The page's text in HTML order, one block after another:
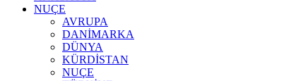
NUÇE
AVRUPA
DANİMARKA
DÜNYA
KÜRDİSTAN
NUÇE